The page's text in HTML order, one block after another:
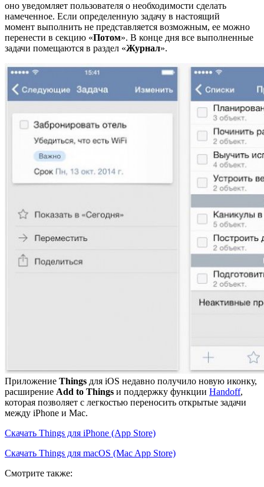
оно уведомляет пользователя о необходимости сделать
намеченное. Если определенную задачу в настоящий
момент выполнить не представляется возможным, ее можно
перенести в секцию «Потом». В конце дня все выполненные
задачи помещаются в раздел «Журнал».
Приложение Things для iOS недавно получило новую иконку,
расширение Add to Things и поддержку функции Handoff,
которая позволяет с легкостью переносить открытые задачи
между iPhone и Mac.
Скачать Things для iPhone (App Store)
Скачать Things для macOS (Mac App Store)
Смотрите также: